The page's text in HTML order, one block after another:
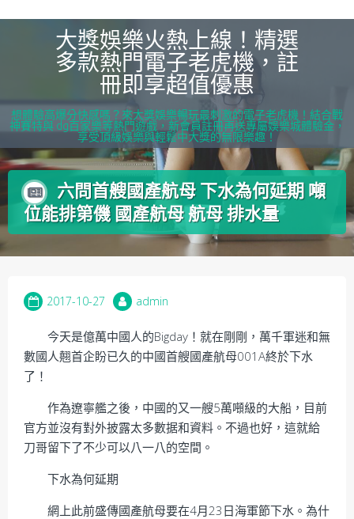
大獎娛樂火熱上線！精選
多款熱門電子老虎機，註
冊即享超值優惠
想體驗高爆分快感嗎？來大獎娛樂暢玩最刺激的電子老虎機！結合戰
神賽特與 dg百家樂等熱門遊戲，新會員註冊再送專屬娛樂城體驗金，
享受頂級娛樂與輕鬆中大獎的無限樂趣！
六問首艘國產航母 下水為何延期 噸
位能排第僟 國產航母 航母 排水量
2017-10-27 admin
今天是億萬中國人的Bigday！就在剛剛，萬千軍迷和無
數國人翹首企盼已久的中國首艘國產航母001A終於下水
了！
作為遼寧艦之後，中國的又一艘5萬噸級的大船，目前
官方並沒有對外披露太多數据和資料。不過也好，這就給
刀哥留下了不少可以八一八的空間。
下水為何延期
網上此前盛傳國產航母要在4月23日海軍節下水。為什